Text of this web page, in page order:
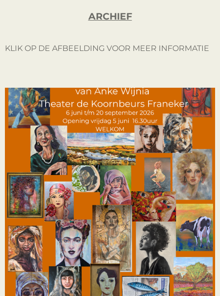
ARCHIEF
KLIK OP DE AFBEELDING VOOR MEER INFORMATIE